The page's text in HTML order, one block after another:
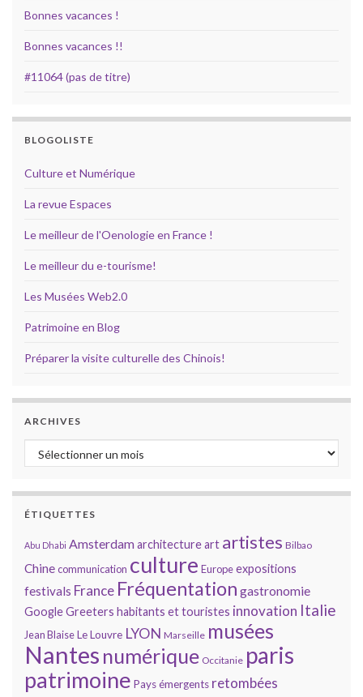
Bonnes vacances !
Bonnes vacances !!
#11064 (pas de titre)
BLOGOLISTE
Culture et Numérique
La revue Espaces
Le meilleur de l'Oenologie en France !
Le meilleur du e-tourisme!
Les Musées Web2.0
Patrimoine en Blog
Préparer la visite culturelle des Chinois!
ARCHIVES
Archives
ÉTIQUETTES
Abu Dhabi Amsterdamarchitectureart artistes Bilbao
Chinecommunication culture Europeexpositions
festivals France Fréquentation gastronomie
GoogleGreeters habitants et touristes innovation Italie
Jean BlaiseLe Louvre LYON Marseille musées
Nantes numérique Occitanie paris
patrimoine Pays émergents retombées